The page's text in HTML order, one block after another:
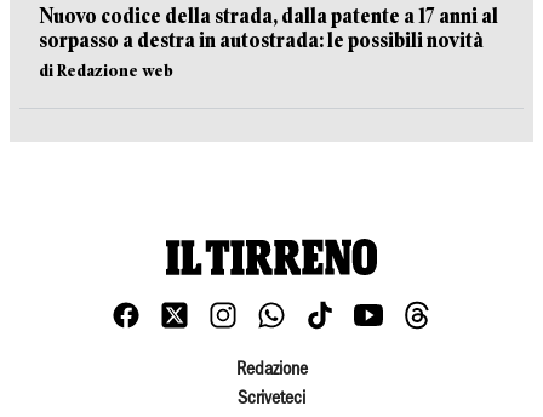
Nuovo codice della strada, dalla patente a 17 anni al
sorpasso a destra in autostrada: le possibili novità
di Redazione web
Redazione
Scriveteci